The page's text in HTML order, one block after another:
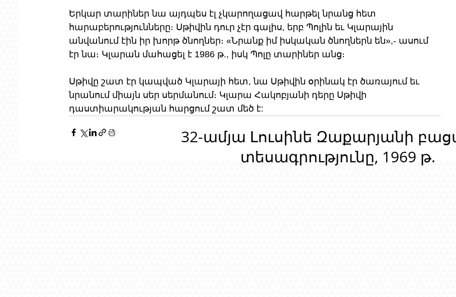
Երկար տարիներ նա այդպես էլ չկարողացավ հարթել նրանց հետ
հարաբերությունները։ Սթիվին դուր չէր գալիս, երբ Պոլին եւ Կլարային
անվանում էին իր խորթ ծնողներ։ «Նրանք իմ իսկական ծնողներն են»,- ասում
էր նա։ Կլարան մահացել է 1986 թ., իսկ Պոլը տարիներ անց։
Սթիվը շատ էր կապված Կլարայի հետ, նա Սթիվին օրինակ էր ծառայում եւ
նրանում միայն սեր սերմանում։ Կլարա Հակոբյանի դերը Սթիվի
դաստիարակության հարցում շատ մեծ է:
32-ամյա Լուսինե Զաքարյանի
տեսագրությունը, 1969 թ.